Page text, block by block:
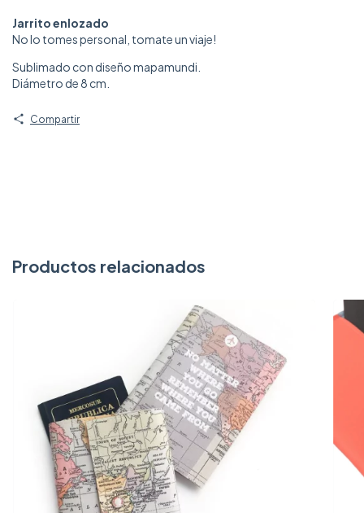
Jarrito enlozado
No lo tomes personal, tomate un viaje!
Sublimado con diseño mapamundi.
Diámetro de 8 cm.
Compartir
Productos relacionados